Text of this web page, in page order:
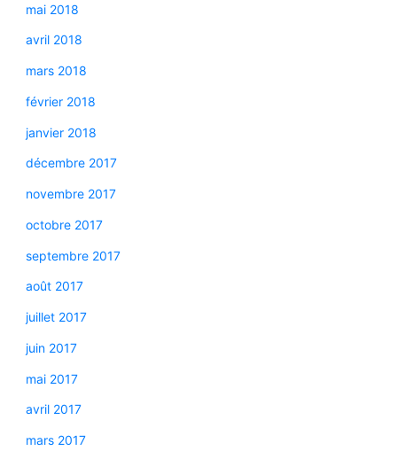
mai 2018
avril 2018
mars 2018
février 2018
janvier 2018
décembre 2017
novembre 2017
octobre 2017
septembre 2017
août 2017
juillet 2017
juin 2017
mai 2017
avril 2017
mars 2017